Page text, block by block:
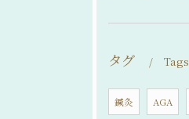
タグ Tags
鍼灸 AGA